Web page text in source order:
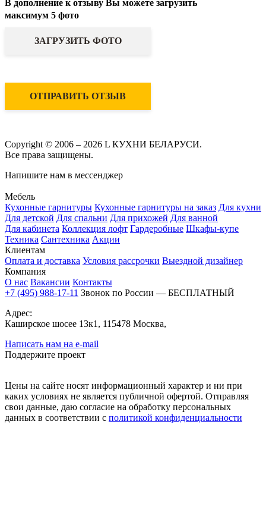
В дополнение к отзыву Вы можете загрузить
максимум 5 фото
ЗАГРУЗИТЬ ФОТО
ОТПРАВИТЬ ОТЗЫВ
Copyright © 2006 – 2026 L КУХНИ БЕЛАРУСИ.
Все права защищены.
Напишите нам в мессенджер
Мебель
Кухонные гарнитуры Кухонные гарнитуры на заказ Для кухни
Для детской Для спальни Для прихожей Для ванной
Для кабинета Коллекция лофт Гардеробные Шкафы-купе
Техника Сантехника Акции
Клиентам
Оплата и доставка Условия рассрочки Выездной дизайнер
Компания
О нас Вакансии Контакты
+7 (495) 988-17-11 Звонок по России — БЕСПЛАТНЫЙ
Адрес:
Каширское шосее 13к1, 115478 Москва,
Написать нам на e-mail
Поддержите проект
Цены на сайте носят информационный характер и ни при
каких условиях не является публичной офертой. Отправляя
свои данные, даю согласие на обработку персональных
данных в соответствии с политикой конфиденциальности